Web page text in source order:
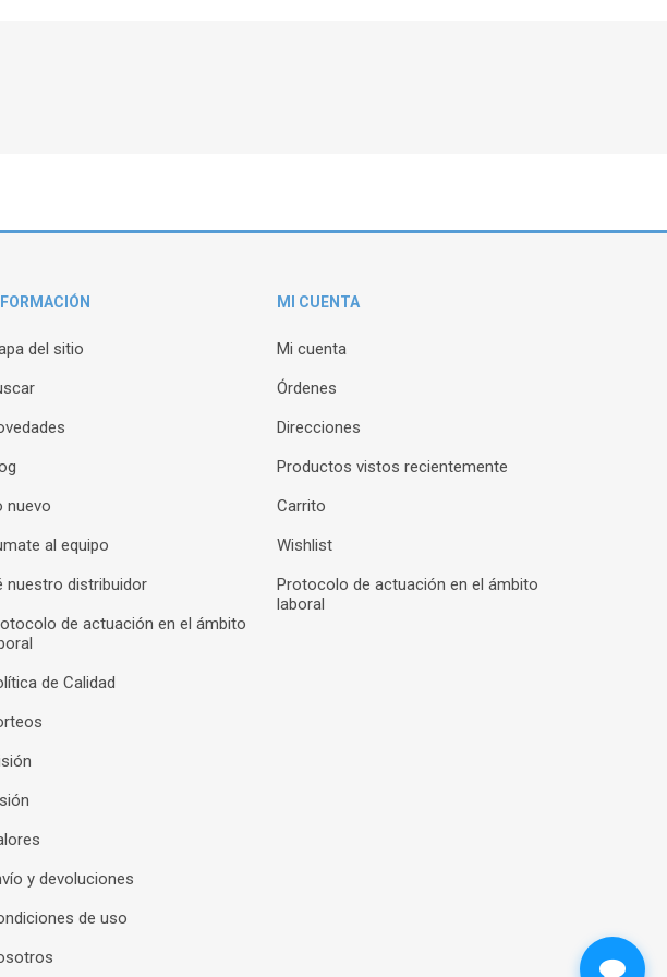
del sitio
nuevo
al equipo
nuestro distribuidor
de actuación en el ámbito
de Calidad
y devoluciones
de uso
MI CUENTA
Mi cuenta
Órdenes
Direcciones
Productos vistos recientemente
Carrito
Wishlist
Protocolo de actuación en el ámbito
laboral